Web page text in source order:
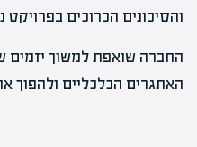
והסיכונים הכרוכים בפרויקט
החברה שואפת למשוך יזמים
האתגרים הכלכליים ולהפוך